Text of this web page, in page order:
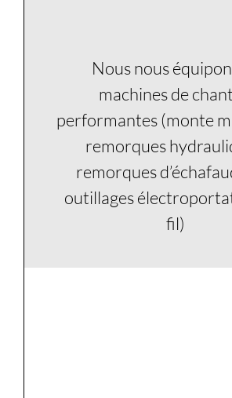
Nous nous
machines de
performantes (monte
remorques
remorques
outillages
fil)